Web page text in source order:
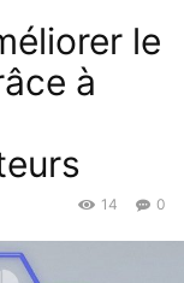
le
à
0
14